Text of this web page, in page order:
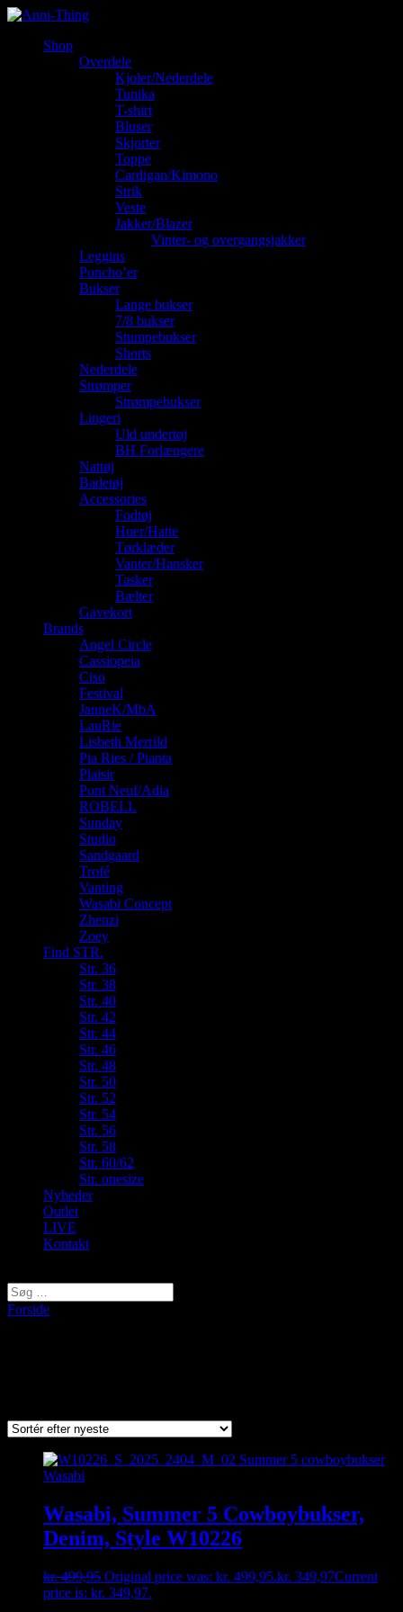
Shop
Overdele
Kjoler/Nederdele
Tunika
T-shirt
Bluser
Skjorter
Toppe
Cardigan/Kimono
Strik
Veste
Jakker/Blazer
Vinter- og overgangsjakker
Leggins
Poncho’er
Bukser
Lange bukser
7/8 bukser
Stumpebukser
Shorts
Nederdele
Strømper
Strømpebukser
Lingeri
Uld undertøj
BH Forlængere
Nattøj
Badetøj
Accessories
Fodtøj
Huer/Hatte
Tørklæder
Vanter/Hansker
Tasker
Bælter
Gavekort
Brands
Angel Circle
Cassiopeia
Ciso
Festival
JanneK/MbA
LauRie
Lisbeth Merrild
Pia Ries / Pianta
Plaisir
Pont Neuf/Adia
ROBELL
Sunday
Studio
Sandgaard
Trofé
Vanting
Wasabi Concept
Zhenzi
Zoey
Find STR.
Str. 36
Str. 38
Str. 40
Str. 42
Str. 44
Str. 46
Str. 48
Str. 50
Str. 52
Str. 54
Str. 56
Str. 58
Str. 60/62
Str. onesize
Nyheder
Outlet
LIVE
Kontakt
Forside
Wasabi, Summer 5 Cowboybukser,
Denim, Style W10226
kr.499,95 Original price was: kr. 499,95.kr. 349,97Current
price is: kr. 349,97.